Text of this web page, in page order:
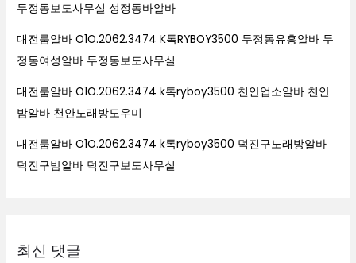
두정동보도사무실 성정동바알바
대전룸알바 O1O.2062.3474 K톡RYBOY3500 두정동유흥알바 두
정동여성알바 두정동보도사무실
대전룸알바 O1O.2062.3474 k톡ryboy3500 천안업소알바 천안
밤알바 천안노래방도우미
대전룸알바 O1O.2062.3474 k톡ryboy3500 덕진구노래방알바
덕진구밤알바 덕진구보도사무실
최신 댓글